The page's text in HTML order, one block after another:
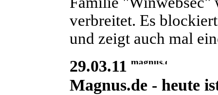
verbreitet. Es
und zeigt auch mal
29.03.11
Magnus.de - heute